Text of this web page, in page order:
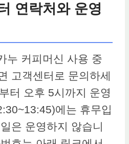
연락처와 운영
누 커피머신 사용 중
고객센터로 문의하세
터 오후 5시까지 운영
에는 휴무입
은 운영하지 않습니